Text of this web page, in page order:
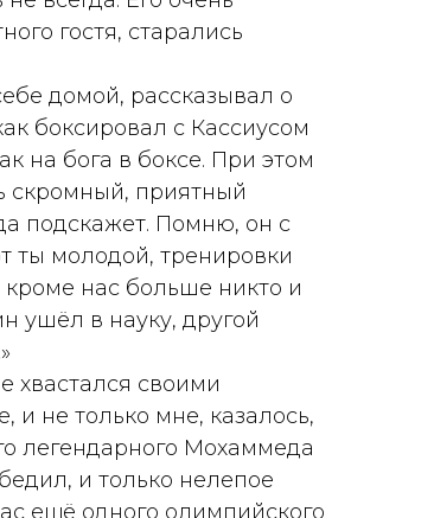
гостя, старались
домой, рассказывал о
боксировал с Кассиусом
на бога в боксе. При этом
скромный, приятный
подскажет. Помню, он с
ты молодой, тренировки
нас больше никто и
ушёл в науку, другой
хвастался своими
и не только мне, казалось,
легендарного Мохаммеда
и только нелепое
ещё одного олимпийского